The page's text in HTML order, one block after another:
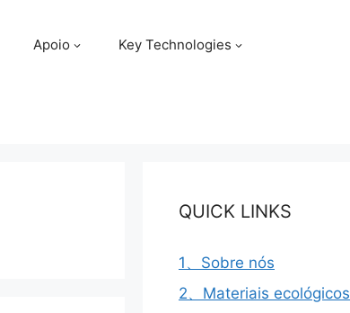
Apoio Key Technologies
QUICK LINKS
1、Sobre nós
2、Materiais ecológicos